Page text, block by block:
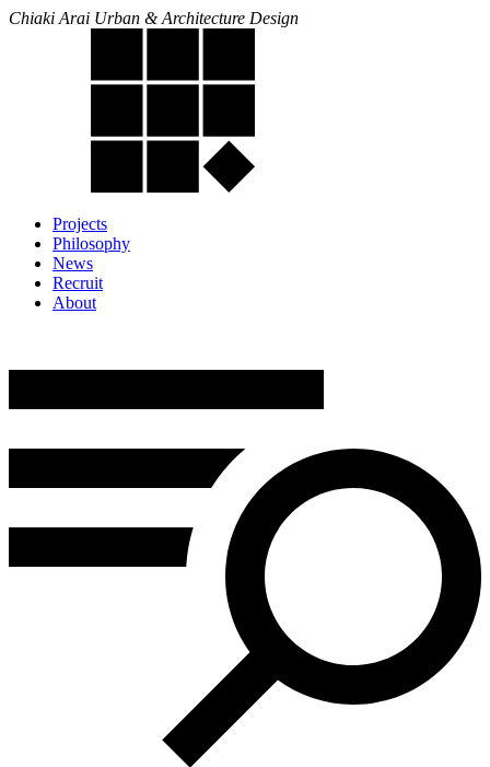
Chiaki Arai Urban & Architecture Design
Projects
Philosophy
News
Recruit
About